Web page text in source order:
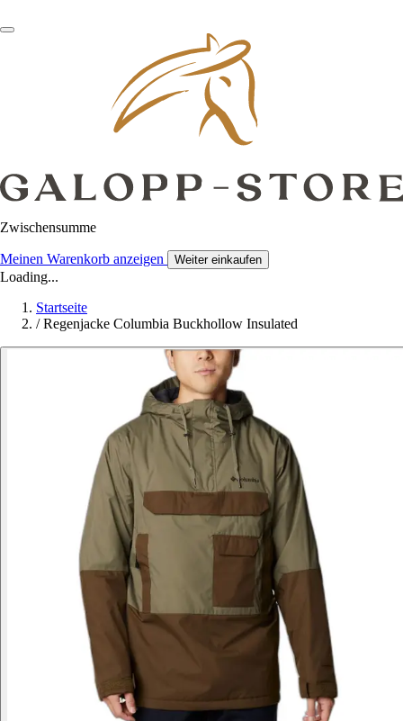
Zwischensumme
Meinen Warenkorb anzeigen Weiter einkaufen
Loading...
Startseite
/ Regenjacke Columbia Buckhollow Insulated